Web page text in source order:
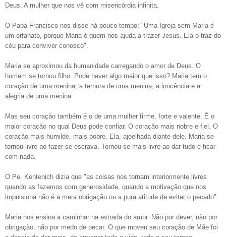
Deus. A mulher que nos vê com misericórdia infinita.
O Papa Francisco nos disse há pouco tempo: "Uma Igreja sem Maria é
um orfanato, porque Maria é quem nos ajuda a trazer Jesus. Ela o traz do
céu para conviver conosco".
Maria se aproximou da humanidade carregando o amor de Deus. O
homem se tornou filho. Pode haver algo maior que isso? Maria tem o
coração de uma menina, a ternura de uma menina, a inocência e a
alegria de uma menina.
Mas seu coração também é o de uma mulher firme, forte e valente. É o
maior coração no qual Deus pode confiar. O coração mais nobre e fiel. O
coração mais humilde, mais pobre. Ela, ajoelhada diante dele. Maria se
tornou livre ao fazer-se escrava. Tornou-se mais livre ao dar tudo e ficar
com nada.
O Pe. Kentenich dizia que "as coisas nos tornam interiormente livres
quando as fazemos com generosidade, quando a motivação que nos
impulsiona não é a mera obrigação ou a pura atitude de evitar o pecado".
Maria nos ensina a caminhar na estrada do amor. Não por dever, não por
obrigação, não por medo de pecar. O que moveu seu coração de Mãe foi